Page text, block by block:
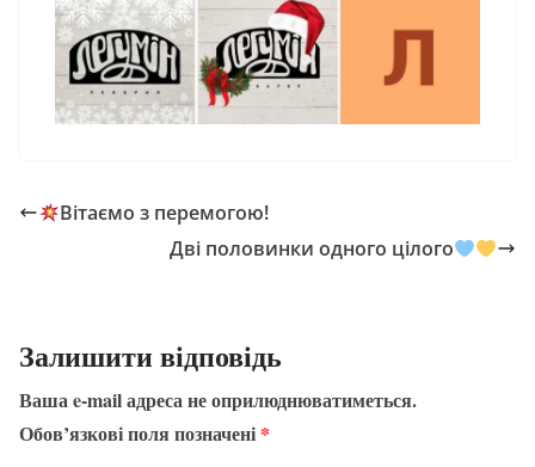
Вітаємо з перемогою!
Дві половинки одного цілого
Залишити відповідь
Ваша e-mail адреса не оприлюднюватиметься.
Обов’язкові поля позначені *